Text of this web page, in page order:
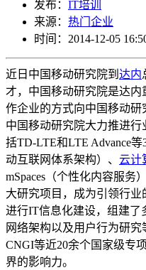
发布： IT培训
来源： 热门企业
时间：2014-12-05
近日中国移动研究院到 达内
才，中国移动研究院是达
作企业的方式向中国移动研
中国移动研究院大力推进
括TD-LTE和LTE Advance
动互联网体系架构）、 云计
mSpaces（个性化内容服务
大研究项目，成为引领行
进行IT信息化建设，组建了
网络架构以及用户行为研
CNGI等近20余个国家级专
界的影响力。